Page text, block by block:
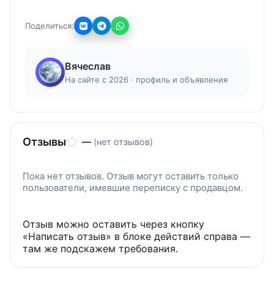
Поделиться:
Вячеслав
На сайте с 2026 · профиль и объявления
Отзывы — (нет отзывов)
Пока нет отзывов. Отзыв могут оставить только
пользователи, имевшие переписку с продавцом.
Отзыв можно оставить через кнопку
«Написать отзыв» в блоке действий справа —
там же подскажем требования.